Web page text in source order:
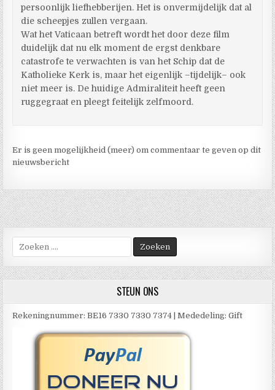
persoonlijk liefhebberijen. Het is onvermijdelijk dat al
die scheepjes zullen vergaan.
Wat het Vaticaan betreft wordt het door deze film
duidelijk dat nu elk moment de ergst denkbare
catastrofe te verwachten is van het Schip dat de
Katholieke Kerk is, maar het eigenlijk –tijdelijk– ook
niet meer is. De huidige Admiraliteit heeft geen
ruggegraat en pleegt feitelijk zelfmoord.
Er is geen mogelijkheid (meer) om commentaar te geven op dit
nieuwsbericht
Zoek
naar:
STEUN ONS
Rekeningnummer: BE16 7330 7330 7374 | Mededeling: Gift